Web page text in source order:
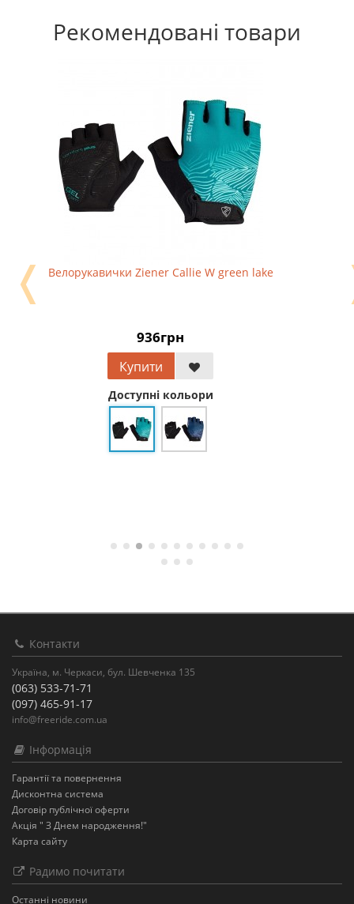
Рекомендовані товари
Велорукавички Ziener Callie W green lake
936грн
Купити
Доступні кольори
❬
Контакти
Україна, м. Черкаси, бул. Шевченка 135
(063) 533-71-71
(097) 465-91-17
info@freeride.com.ua
Інформація
Гарантії та повернення
Дисконтна система
Договір публічної оферти
Акція " З Днем народження!"
Карта сайту
Радимо почитати
Останнi новини